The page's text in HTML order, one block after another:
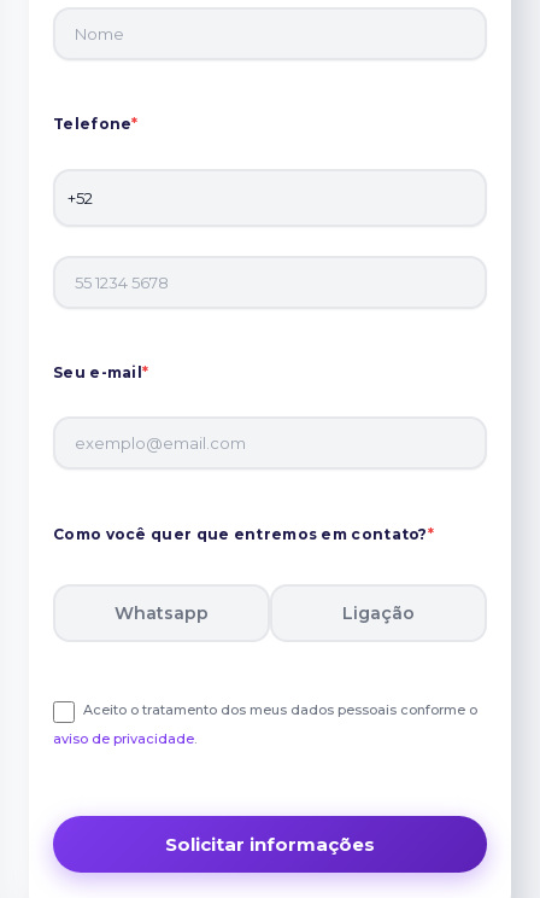
Telefone*
Seu e-mail*
Como você quer que entremos em contato?*
Whatsapp Ligação
Aceito o tratamento dos meus dados pessoais conforme o
aviso de privacidade.